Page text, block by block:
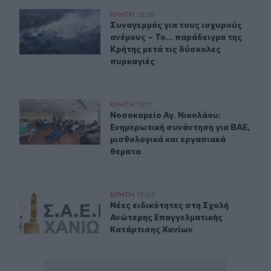
Συναγερμός για τους ισχυρούς ανέμους – Το...
ΚΡΗΤΗ 13:28
Συναγερμός για τους ισχυρούς
Συναγερμός για τους ισχυρούς
ανέμους – Το... παράδειγμα της
Κρήτης μετά τις δύσκολες
πυρκαγιές
Νοσοκομείο Αγ. Νικολάου: Ενημερωτική συνάντηση
ΚΡΗΤΗ 13:11
Νοσοκομείο Αγ. Νικολάου:
Νοσοκομείο Αγ. Νικολάου:
Ενημερωτική συνάντηση για ΒΑΕ,
μισθολογικά και εργασιακά
θεματα
Νέες ειδικότητες στη Σχολή Ανώτερης
ΚΡΗΤΗ 13:02
Νέες ειδικότητες στη Σχολή
Νέες ειδικότητες στη Σχολή
Ανώτερης Επαγγελματικής
Κατάρτισης Χανίων